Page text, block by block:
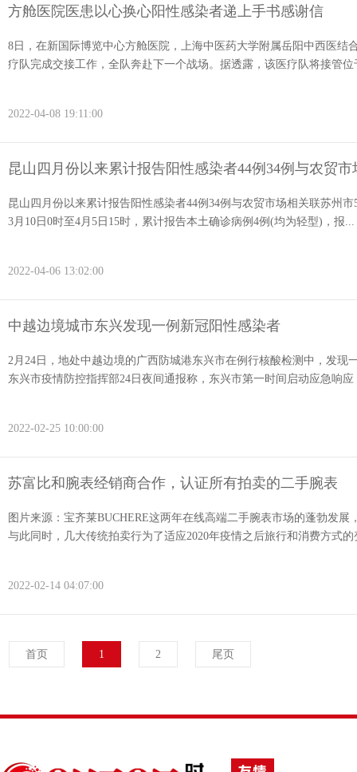
方舱医院医患以心换心阳性感染者递上手书感谢信
8日，在新国际博览中心方舱医院，上海中医药大学附属岳阳中西医结
疗队完成交接工作，全队奔赴下一个战场。据透露，该医疗队将接管
2022-04-08 19:11:00
昆山四月份以来累计报告阳性感染者44例34例与农贸市
昆山四月份以来累计报告阳性感染者44例34例与农贸市场相关联苏州
3月10日0时至4月5日15时，累计报告本土确诊病例4例(均为轻型)，报...
2022-04-06 13:02:00
中越边境城市东兴发现一例新冠阳性感染者
2月24日，地处中越边境的广西防城港东兴市在例行核酸检测中，发
东兴市疫情防控指挥部24日夜间通报称，东兴市第一时间启动应急响
2022-02-25 10:00:00
苏富比和腕表经销商合作，认证所有拍卖的二手腕表
图片来源：宝齐莱BUCHERE这两年在线高端二手腕表市场的蓬勃发
与此同时，几大传统拍卖行为了适应2020年疫情之后旅行和消费方式
2022-02-14 04:07:00
首页 1 2 尾页